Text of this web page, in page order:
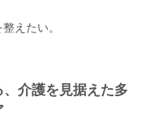
えたい。
介護を見据えた多